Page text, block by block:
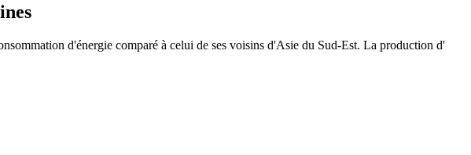
d'énergie comparé à celui de ses voisins d'Asie du Sud-Est. La production d'